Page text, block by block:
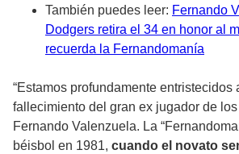
También puedes leer: Fernando
Dodgers retira el 34 en honor al
recuerda la Fernandomanía
“Estamos profundamente entristecidos
fallecimiento del gran ex jugador de
Fernando Valenzuela. La
béisbol en 1981, cuando el novato